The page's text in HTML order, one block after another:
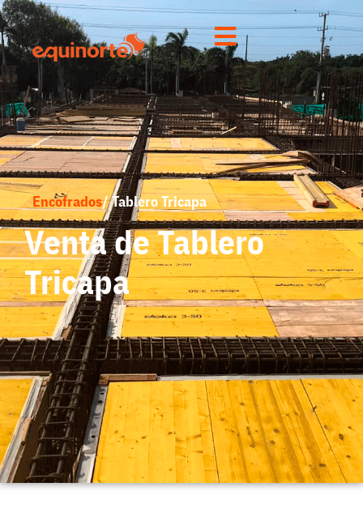
Encofrados/ Tablero Tricapa
Venta de Tablero
Tricapa